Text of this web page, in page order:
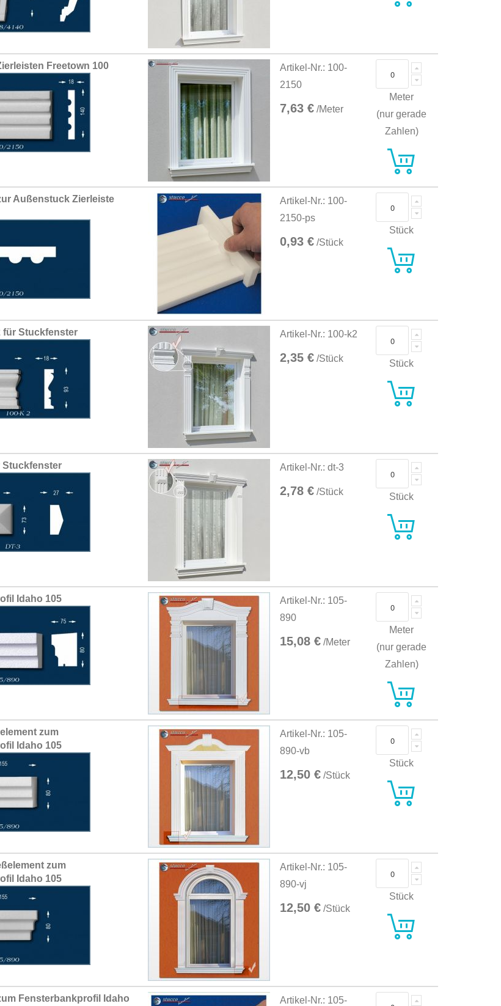
Freetown 100
Artikel-Nr.: 100-
2150
7,63 € /Meter
Meter
(nur gerade
Zahlen)
Außenstuck Zierleiste
Artikel-Nr.: 100-
2150-ps
0,93 € /Stück
Stück
für Stuckfenster Artikel-Nr.: 100-k2
2,35 € /Stück Stück
Stuckfenster Artikel-Nr.: dt-3
2,78 € /Stück Stück
Idaho 105
Artikel-Nr.: 105-
890
15,08 € /Meter
Meter
(nur gerade
Zahlen)
zum
Idaho 105
Artikel-Nr.: 105-
890-vb
12,50 € /Stück
Stück
zum
Idaho 105
Artikel-Nr.: 105-
890-vj
12,50 € /Stück
Stück
Fensterbankprofil Idaho Artikel-Nr.: 105-